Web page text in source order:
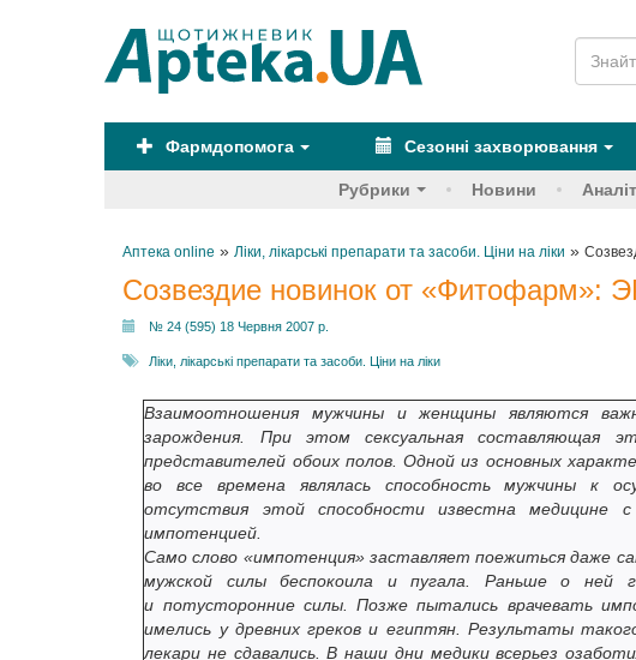
Фармдопомога Сезонні захворювання
Рубрики Новини
Аптека online » Ліки, лікарські препарати та засоби. Ціни на ліки »
Созвездие новинок от «Фитофарм»:
№ 24 (595) 18 Червня 2007 р.
Ліки, лікарські препарати та засоби. Ціни на ліки
Взаимоотношения мужчины и женщины являются
зарождения. При этом сексуальная составляющая
представителей обоих полов. Одной из основных
во все времена являлась способность мужчины к
отсутствия этой способности известна медицине
импотенцией.
Само слово «импотенция» заставляет поежиться даже
мужской силы беспокоила и пугала. Раньше о ней
и потусторонние силы. Позже пытались врачевать
имелись у древних греков и египтян. Результаты
лекари не сдавались. В наши дни медики всерьез